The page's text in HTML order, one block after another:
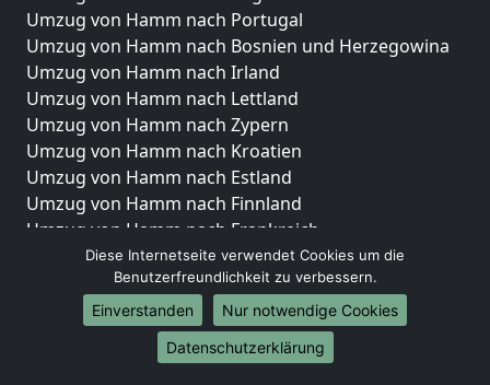
Umzug von Hamm nach Portugal
Umzug von Hamm nach Bosnien und Herzegowina
Umzug von Hamm nach Irland
Umzug von Hamm nach Lettland
Umzug von Hamm nach Zypern
Umzug von Hamm nach Kroatien
Umzug von Hamm nach Estland
Umzug von Hamm nach Finnland
Umzug von Hamm nach Frankreich
Umzug von Hamm nach Griechenland
Umzug von Hamm nach Italien
Umzug von Hamm nach Liechtenstein
Umzug von Hamm nach Luxemburg
Umzug von Hamm nach Niederlande
Diese Internetseite verwendet Cookies um die
Benutzerfreundlichkeit zu verbessern.
Einverstanden
Nur notwendige Cookies
Datenschutzerklärung